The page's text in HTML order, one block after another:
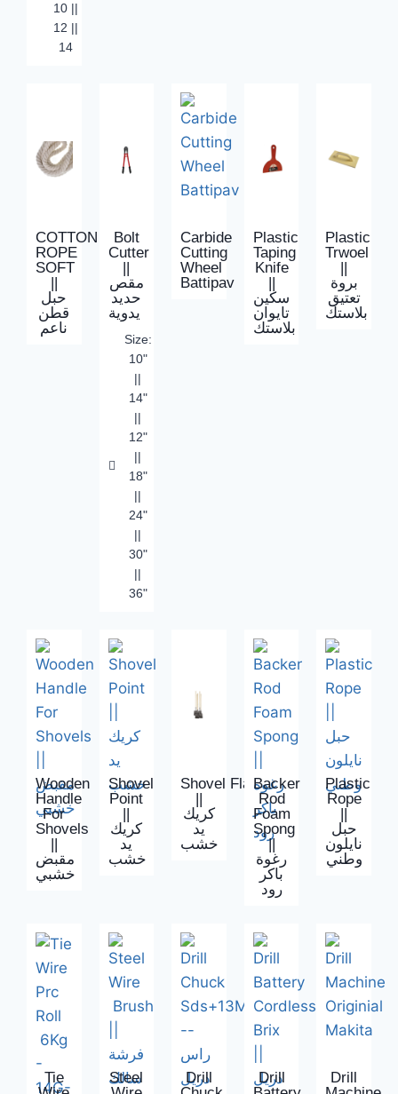
10 ||
12 ||
14
COTTON
ROPE
SOFT
حبل
قطن
ناعم
Bolt
Cutter
مقص
حديد
يدوية
Size:
10"
||
14"
||
12"
||
18"
||
24"
||
30"
||
36"
Carbide
Cutting
Wheel
Battipav
Plastic
Taping
Knife
سكين
تايوان
بلاستك
Plastic
Trwoel
بروة
تعتيق
بلاستك
Wooden
Handle
For
Shovels
مقبض
خشبي
Shovel
Point
كريك
يد
خشب
Shovel Flat
كريك
يد
خشب
Backer
Rod
Foam
Spong
||
رغوة
باكر
رود
Plastic
Rope
حبل
نايلون
وطني
Tie
Steel
Drill
Drill
Drill